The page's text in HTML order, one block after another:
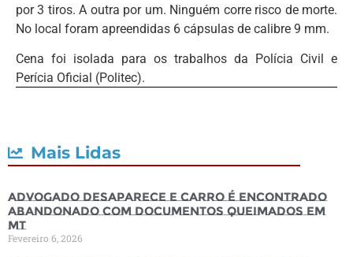
por 3 tiros. A outra por um. Ninguém corre risco de morte.
No local foram apreendidas 6 cápsulas de calibre 9 mm.
Cena foi isolada para os trabalhos da Polícia Civil e
Perícia Oficial (Politec).
Mais Lidas
Advogado desaparece e carro é encontrado
abandonado com documentos queimados em
MT
Fevereiro 6, 2026